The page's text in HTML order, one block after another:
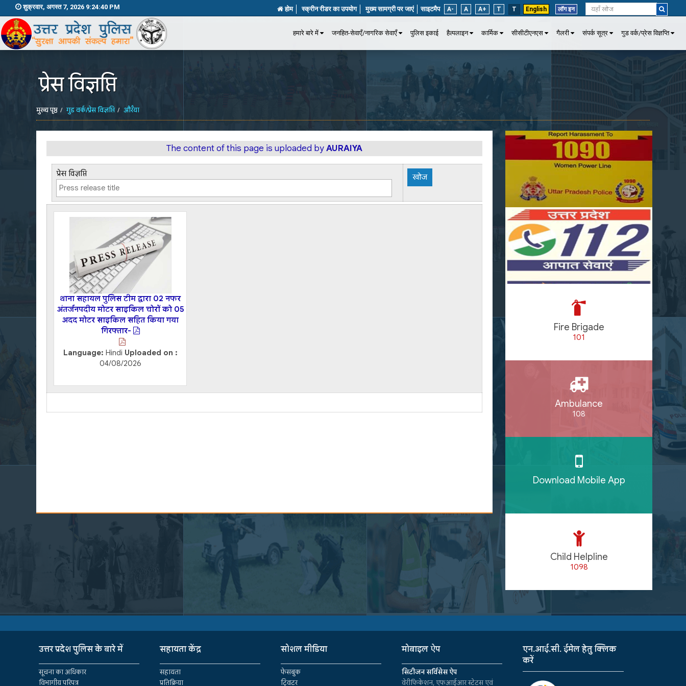
शुक्रवार, अगस्त 7, 2026 9:24:40 PM होम स्क्रीन रीडर का उपयोग मुख्य सामग्री पर जाएं साइटमैप A- A A+ T T English लॉग इन
हमारे बारे में जनहित-सेवाएँ/नागरिक सेवाएँ पुलिस इकाई हैल्पलाइन कार्मिक सीसीटीएनएस गैलरी संपर्क सूत्र गुड वर्क/प्रेस विज्ञप्ति
प्रेस विज्ञप्ति
मुख्य पृष्ठ गुड वर्क/प्रेस विज्ञप्ति औरैया
The content of this page is uploaded byAURAIYA
प्रेस विज्ञप्ति
थाना सहायल पुलिस टीम द्वारा 02 नफर
अंतर्जनपदीय मोटर साइकिल चोरों को 05
अदद मोटर साइकिल सहित किया गया
गिरफ्तार-
Language: Hindi Uploaded on :
04/08/2026
Fire Brigade
101
Ambulance
108
Download Mobile App
Child Helpline
1098
उत्तर प्रदेश पुलिस के बारे में
सूचना का अधिकार
विभागीय परिपत्र
सहायता केंद्र
सहायता
प्रतिक्रिया
सोशल मीडिया
फेसबुक
ट्विटर
मोबाइल ऐप
सिटीजन सर्विसेस ऐप
वेरीफिकेशन, एफआईआर स्टेटस एवं
एन.आई.सी. ईमेल हेतु क्लिक
करें